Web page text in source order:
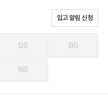
입고 알림 신청
120 130
160